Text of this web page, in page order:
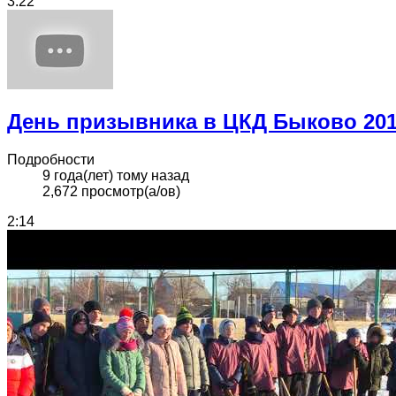
День призывника в ЦКД Быково
Подробности
9 года(лет) тому назад
2,672 просмотр(а/ов)
2:14